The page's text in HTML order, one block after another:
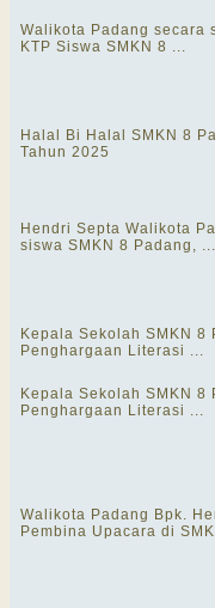
Walikota Padang secara
KTP Siswa SMKN 8 ...
Halal Bi Halal SMKN 8
Tahun 2025
Hendri Septa Walikota
siswa SMKN 8 Padang, ...
Kepala Sekolah SMKN 8
Penghargaan Literasi ...
Kepala Sekolah SMKN 8
Penghargaan Literasi ...
Walikota Padang Bpk.
Pembina Upacara di